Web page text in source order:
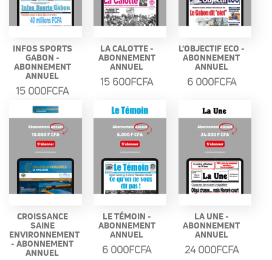
INFOS SPORTS
GABON -
ABONNEMENT
ANNUEL
15 000FCFA
LA CALOTTE -
ABONNEMENT
ANNUEL
15 600FCFA
L'OBJECTIF ECO -
ABONNEMENT
ANNUEL
6 000FCFA
CROISSANCE
SAINE
ENVIRONNEMENT
- ABONNEMENT
ANNUEL
LE TÉMOIN -
ABONNEMENT
ANNUEL
6 000FCFA
LA UNE -
ABONNEMENT
ANNUEL
24 000FCFA